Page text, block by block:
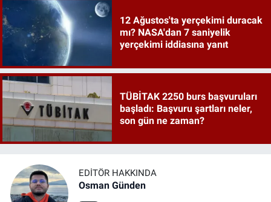
12 Ağustos'ta yerçekimi duracak
mı? NASA'dan 7 saniyelik
yerçekimi iddiasına yanıt
TÜBİTAK 2250 burs başvuruları
başladı: Başvuru şartları neler,
son gün ne zaman?
EDITÖR HAKKINDA
Osman Günden